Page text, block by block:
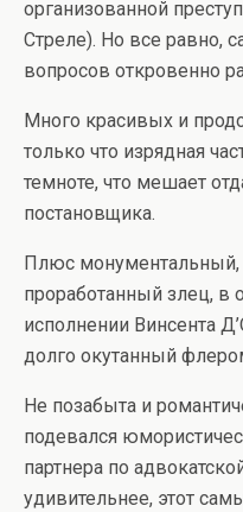
организованной
Стреле). Но все равно,
вопросов откровенно
Много красивых и
только что изрядная
темноте, что мешает
постановщика.
Плюс монументальный,
проработанный злец, в
исполнении Винсента
долго окутанный
Не позабыта и
подевался
партнера по
удивительнее, этот